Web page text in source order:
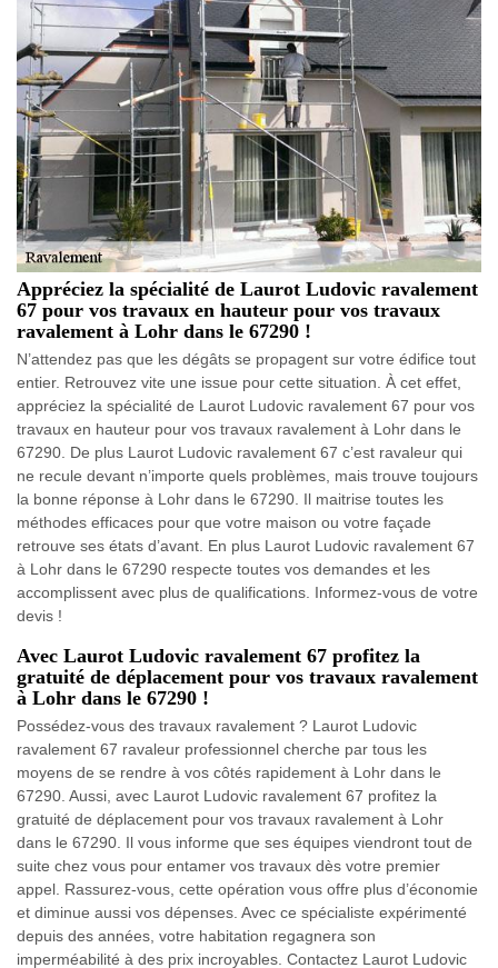
Appréciez la spécialité de Laurot Ludovic ravalement
67 pour vos travaux en hauteur pour vos travaux
ravalement à Lohr dans le 67290 !
N’attendez pas que les dégâts se propagent sur votre édifice tout
entier. Retrouvez vite une issue pour cette situation. À cet effet,
appréciez la spécialité de Laurot Ludovic ravalement 67 pour vos
travaux en hauteur pour vos travaux ravalement à Lohr dans le
67290. De plus Laurot Ludovic ravalement 67 c’est ravaleur qui
ne recule devant n’importe quels problèmes, mais trouve toujours
la bonne réponse à Lohr dans le 67290. Il maitrise toutes les
méthodes efficaces pour que votre maison ou votre façade
retrouve ses états d’avant. En plus Laurot Ludovic ravalement 67
à Lohr dans le 67290 respecte toutes vos demandes et les
accomplissent avec plus de qualifications. Informez-vous de votre
devis !
Avec Laurot Ludovic ravalement 67 profitez la
gratuité de déplacement pour vos travaux ravalement
à Lohr dans le 67290 !
Possédez-vous des travaux ravalement ? Laurot Ludovic
ravalement 67 ravaleur professionnel cherche par tous les
moyens de se rendre à vos côtés rapidement à Lohr dans le
67290. Aussi, avec Laurot Ludovic ravalement 67 profitez la
gratuité de déplacement pour vos travaux ravalement à Lohr
dans le 67290. Il vous informe que ses équipes viendront tout de
suite chez vous pour entamer vos travaux dès votre premier
appel. Rassurez-vous, cette opération vous offre plus d’économie
et diminue aussi vos dépenses. Avec ce spécialiste expérimenté
depuis des années, votre habitation regagnera son
imperméabilité à des prix incroyables. Contactez Laurot Ludovic